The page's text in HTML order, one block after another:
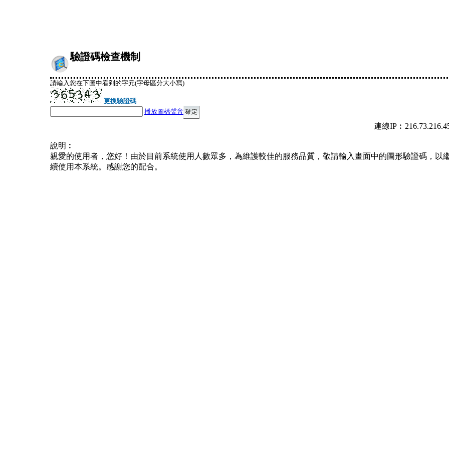
驗證碼檢查機制
請輸入您在下圖中看到的字元(字母區分大小寫)
更換驗證碼
播放圖檔聲音
連線
說明︰
親愛的使用者，您好！由於目前系統使用人數眾多，為維護較佳的服務品質，敬請輸入畫面中的圖形驗證碼，以
續使用本系統。感謝您的配合。